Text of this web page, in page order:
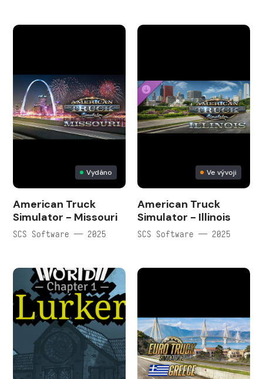
Vydáno
American Truck
Simulator - Missouri
SCS Software — 2025
Ve vývoji
American Truck
Simulator - Illinois
SCS Software — 2025